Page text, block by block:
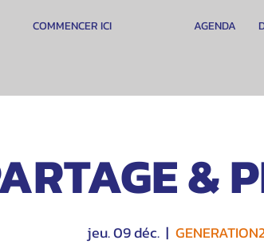
COMMENCER ICI AGENDA
&
jeu. 09 déc.
  |